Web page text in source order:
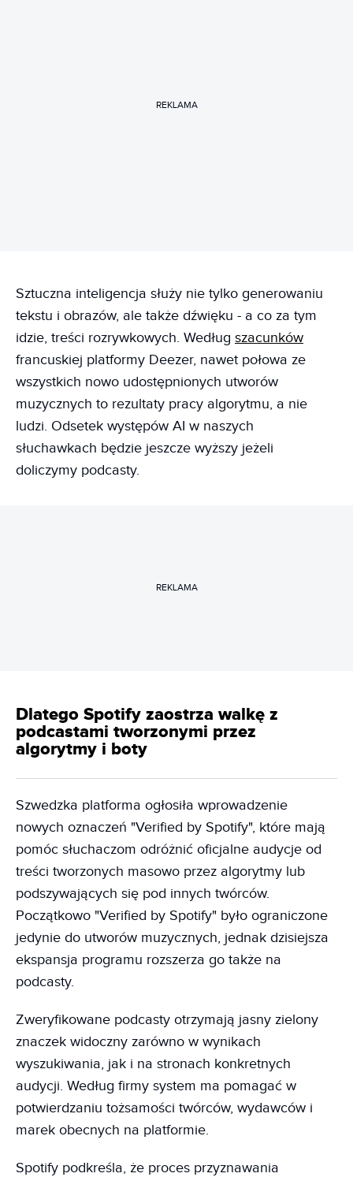
REKLAMA
Sztuczna inteligencja służy nie tylko generowaniu
tekstu i obrazów, ale także dźwięku - a co za tym
idzie, treści rozrywkowych. Według szacunków
francuskiej platformy Deezer, nawet połowa ze
wszystkich nowo udostępnionych utworów
muzycznych to rezultaty pracy algorytmu, a nie
ludzi. Odsetek występów AI w naszych
słuchawkach będzie jeszcze wyższy jeżeli
doliczymy podcasty.
REKLAMA
Dlatego Spotify zaostrza walkę z
podcastami tworzonymi przez
algorytmy i boty
Szwedzka platforma ogłosiła wprowadzenie
nowych oznaczeń "Verified by Spotify", które mają
pomóc słuchaczom odróżnić oficjalne audycje od
treści tworzonych masowo przez algorytmy lub
podszywających się pod innych twórców.
Początkowo "Verified by Spotify" było ograniczone
jedynie do utworów muzycznych, jednak dzisiejsza
ekspansja programu rozszerza go także na
podcasty.
Zweryfikowane podcasty otrzymają jasny zielony
znaczek widoczny zarówno w wynikach
wyszukiwania, jak i na stronach konkretnych
audycji. Według firmy system ma pomagać w
potwierdzaniu tożsamości twórców, wydawców i
marek obecnych na platformie.
Spotify podkreśla, że proces przyznawania